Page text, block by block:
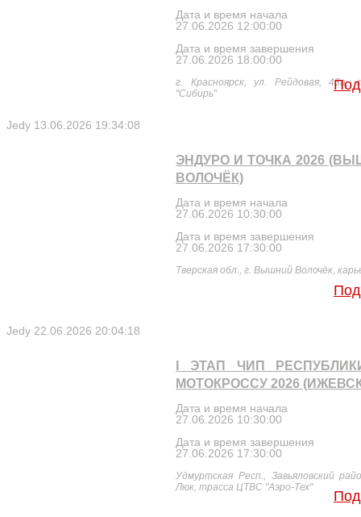
Дата и время начала
27.06.2026 12:00:00
Дата и время завершения
27.06.2026 18:00:00
г. Красноярск, ул. Рейдовая, 43а,
"Сибирь"
Jedy 13.06.2026 19:34:08
ЭНДУРО И ТОЧКА 2026
ВОЛОЧЁК)
Дата и время начала
27.06.2026 10:30:00
Дата и время завершения
27.06.2026 17:30:00
Тверская обл., г. Вышний Волочёк,
Jedy 22.06.2026 20:04:18
I ЭТАП ЧИП
МОТОКРОССУ 2026
Дата и время начала
27.06.2026 10:30:00
Дата и время завершения
27.06.2026 17:30:00
Удмуртская Респ., Завьяловский
Люк, трасса ЦТВС "Аэро-Тех"